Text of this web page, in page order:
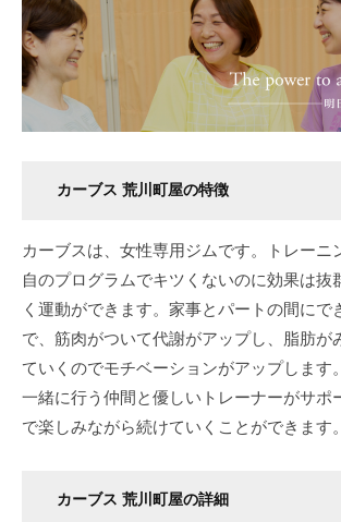
カーブス 荒川町屋の特徴
カーブスは、女性専用ジムです。トレーニ
自のプログラムでキツくないのに効果は抜
く運動ができます。家事とパートの間にで
で、筋肉がついて代謝がアップし、脂肪が
ていくのでモチベーションがアップします
一緒に行う仲間と優しいトレーナーがサポ
で楽しみながら続けていくことができます。
カーブス 荒川町屋の詳細